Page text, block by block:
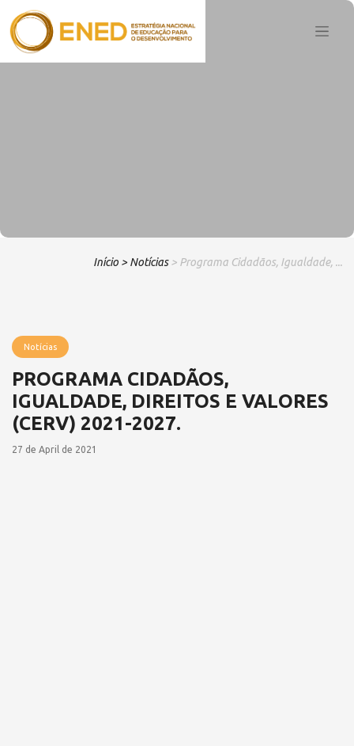
Início > Notícias > Programa Cidadãos, Igualdade, ...
Notícias
PROGRAMA CIDADÃOS,
IGUALDADE, DIREITOS E VALORES
(CERV) 2021-2027.
27 de April de 2021